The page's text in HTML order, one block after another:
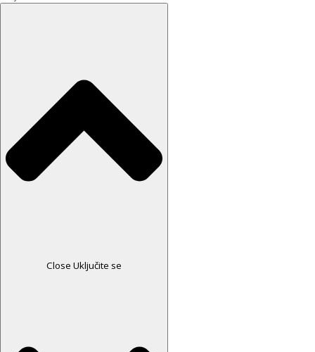
Close Uključite se